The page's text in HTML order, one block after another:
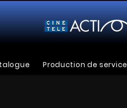
Production de service